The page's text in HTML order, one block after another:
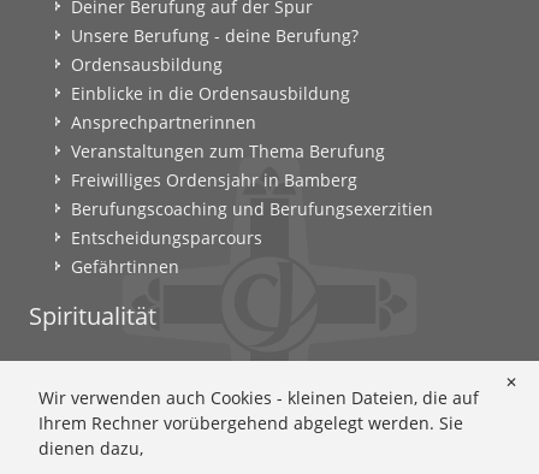
Deiner Berufung auf der Spur
Unsere Berufung - deine Berufung?
Ordensausbildung
Einblicke in die Ordensausbildung
Ansprechpartnerinnen
Veranstaltungen zum Thema Berufung
Freiwilliges Ordensjahr in Bamberg
Berufungscoaching und Berufungsexerzitien
Entscheidungsparcours
Gefährtinnen
Spiritualität
Ignatianisch beten: Wie geht das? Eine Anleitung
Ignatianisch und weiblich: Mary Wards Spiritualität
Mary-Ward: Geschichte und Texte im Überblick
✕
Wir verwenden auch Cookies - kleinen Dateien, die auf
Ihrem Rechner vorübergehend abgelegt werden. Sie
dienen dazu,